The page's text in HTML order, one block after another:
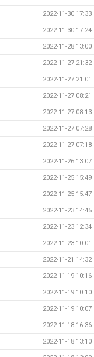
2022-11-30 17:33
2022-11-30 17:24
2022-11-28 13:00
2022-11-27 21:32
2022-11-27 21:01
2022-11-27 08:21
2022-11-27 08:13
2022-11-27 07:28
2022-11-27 07:18
2022-11-26 13:07
2022-11-25 15:49
2022-11-25 15:47
2022-11-23 14:45
2022-11-23 12:34
2022-11-23 10:01
2022-11-21 14:32
2022-11-19 10:16
2022-11-19 10:10
2022-11-19 10:07
2022-11-18 16:36
2022-11-18 13:10